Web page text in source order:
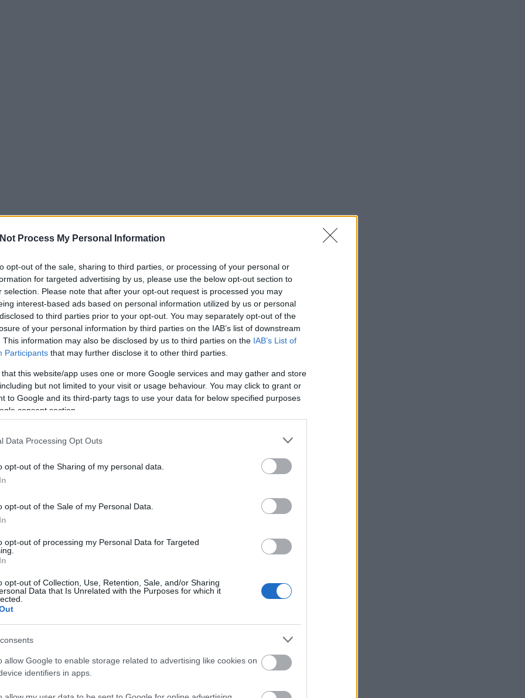
Process My Personal Information
opt-out of the sale, sharing to third parties, or processing of your personal or
for targeted advertising by us, please use the below opt-out section to
selection. Please note that after your opt-out request is processed you may
interest-based ads based on personal information utilized by us or personal
to third parties prior to your opt-out. You may separately opt-out of the
of your personal information by third parties on the IAB’s list of downstream
This information may also be disclosed by us to third parties on the IAB’s List of
Participants that may further disclose it to other third parties.
that this website/app uses one or more Google services and may gather and store
but not limited to your visit or usage behaviour. You may click to grant or
to Google and its third-party tags to use your data for below specified purposes
consent section.
Data Processing Opt Outs
opt-out of the Sharing of my personal data.
opt-out of the Sale of my Personal Data.
opt-out of processing my Personal Data for Targeted
opt-out of Collection, Use, Retention, Sale, and/or Sharing
Data that Is Unrelated with the Purposes for which it
allow Google to enable storage related to advertising like cookies on
identifiers in apps.
nem tudod
kattints!
árak
a piaci